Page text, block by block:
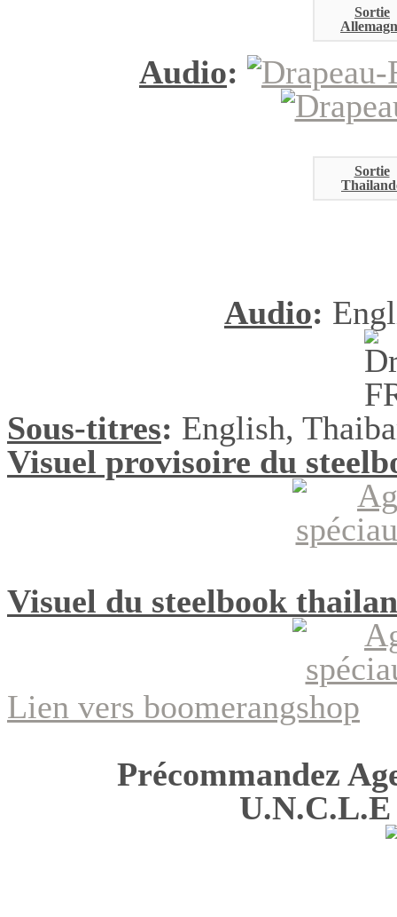
Sortie
Audio:
Sortie
Audio:
Sous-titres: English, Thai
Visuel provisoire du
Visuel du steelbook
Lien vers boomerangshop
Précommandez